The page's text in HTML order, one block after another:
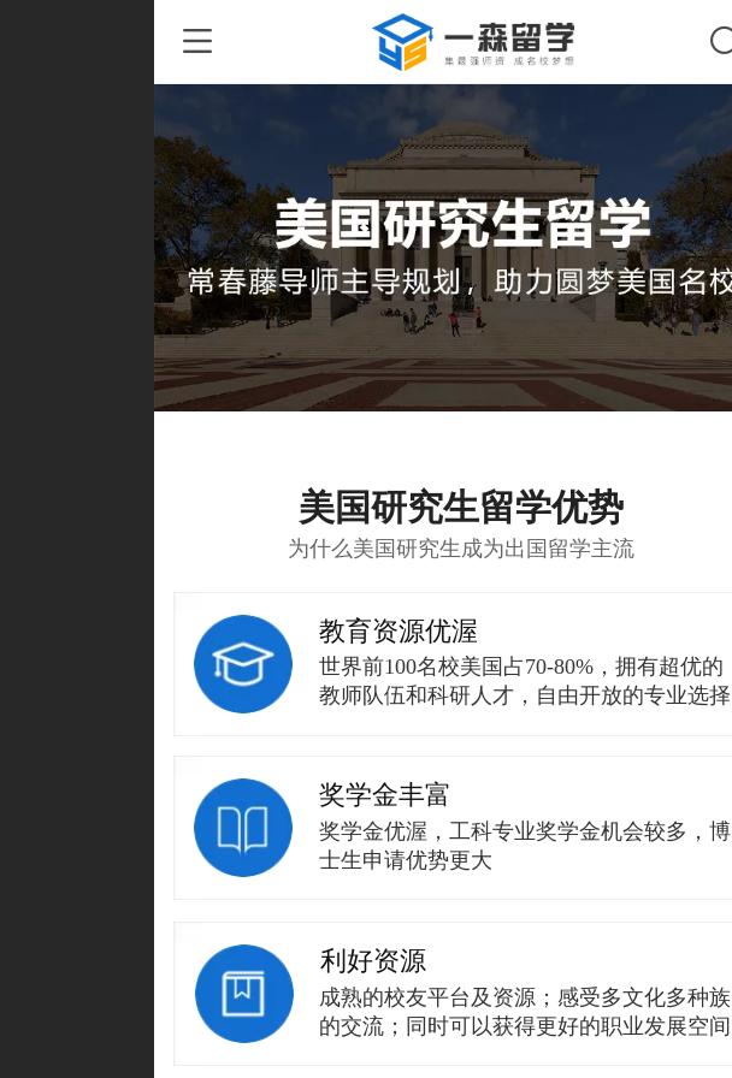
美国研究生留学优势
为什么美国研究生成为出国留学主流
教育资源优渥
世界前100名校美国占70-80%，拥有超优的
教师队伍和科研人才，自由开放的专业选择
奖学金丰富
奖学金优渥，工科专业奖学金机会较多，博
士生申请优势更大
成熟的校友平台及资源；感受多文化多种族
的交流；同时可以获得更好的职业发展空间
利好资源